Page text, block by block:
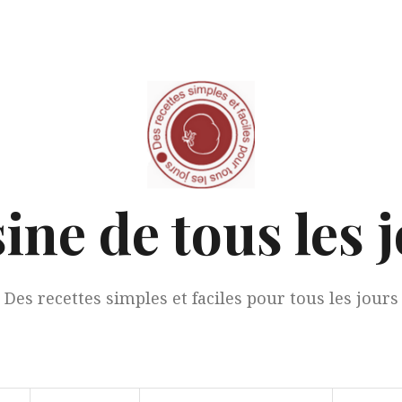
de tous les
Des recettes simples et faciles pour tous les jours